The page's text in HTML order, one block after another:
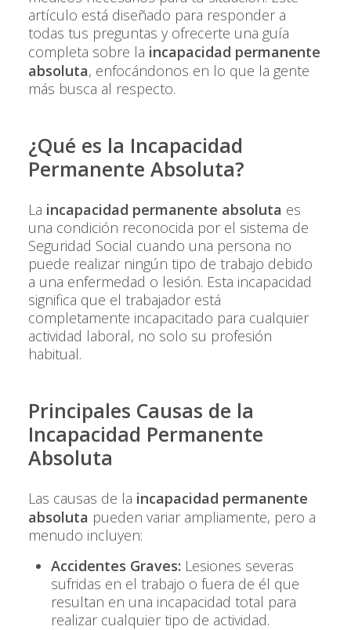
artículo está diseñado para responder a
todas tus preguntas y ofrecerte una guía
completa sobre la incapacidad permanente
absoluta, enfocándonos en lo que la gente
más busca al respecto.
¿Qué es la Incapacidad
Permanente Absoluta?
La incapacidad permanente absoluta es
una condición reconocida por el sistema de
Seguridad Social cuando una persona no
puede realizar ningún tipo de trabajo debido
a una enfermedad o lesión. Esta incapacidad
significa que el trabajador está
completamente incapacitado para cualquier
actividad laboral, no solo su profesión
habitual.
Principales Causas de la
Incapacidad Permanente
Absoluta
Las causas de la incapacidad permanente
absoluta pueden variar ampliamente, pero a
menudo incluyen:
Accidentes Graves: Lesiones severas
sufridas en el trabajo o fuera de él que
resultan en una incapacidad total para
realizar cualquier tipo de actividad.